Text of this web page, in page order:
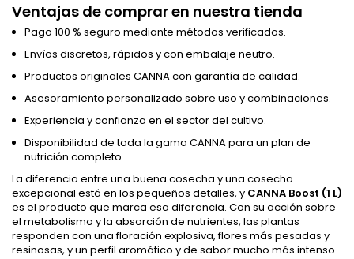
Ventajas de comprar en nuestra tienda
Pago 100 % seguro mediante métodos verificados.
Envíos discretos, rápidos y con embalaje neutro.
Productos originales CANNA con garantía de calidad.
Asesoramiento personalizado sobre uso y combinaciones.
Experiencia y confianza en el sector del cultivo.
Disponibilidad de toda la gama CANNA para un plan de
nutrición completo.
La diferencia entre una buena cosecha y una cosecha
excepcional está en los pequeños detalles, y CANNA Boost (1 L)
es el producto que marca esa diferencia. Con su acción sobre
el metabolismo y la absorción de nutrientes, las plantas
responden con una floración explosiva, flores más pesadas y
resinosas, y un perfil aromático y de sabor mucho más intenso.